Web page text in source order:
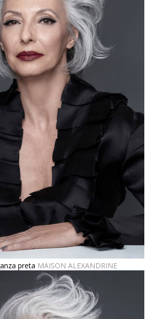
preta MAISON ALEXANDRINE